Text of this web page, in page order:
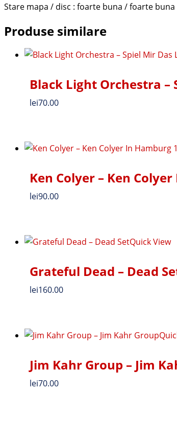
Stare mapa / disc : foarte buna / foarte buna
Produse similare
Black Light Orchestra ‎–
lei70.00
Ken Colyer ‎– Ken
lei90.00
Quick View
Grateful Dead – Dead
lei160.00
Jim Kahr Group – Jim
lei70.00